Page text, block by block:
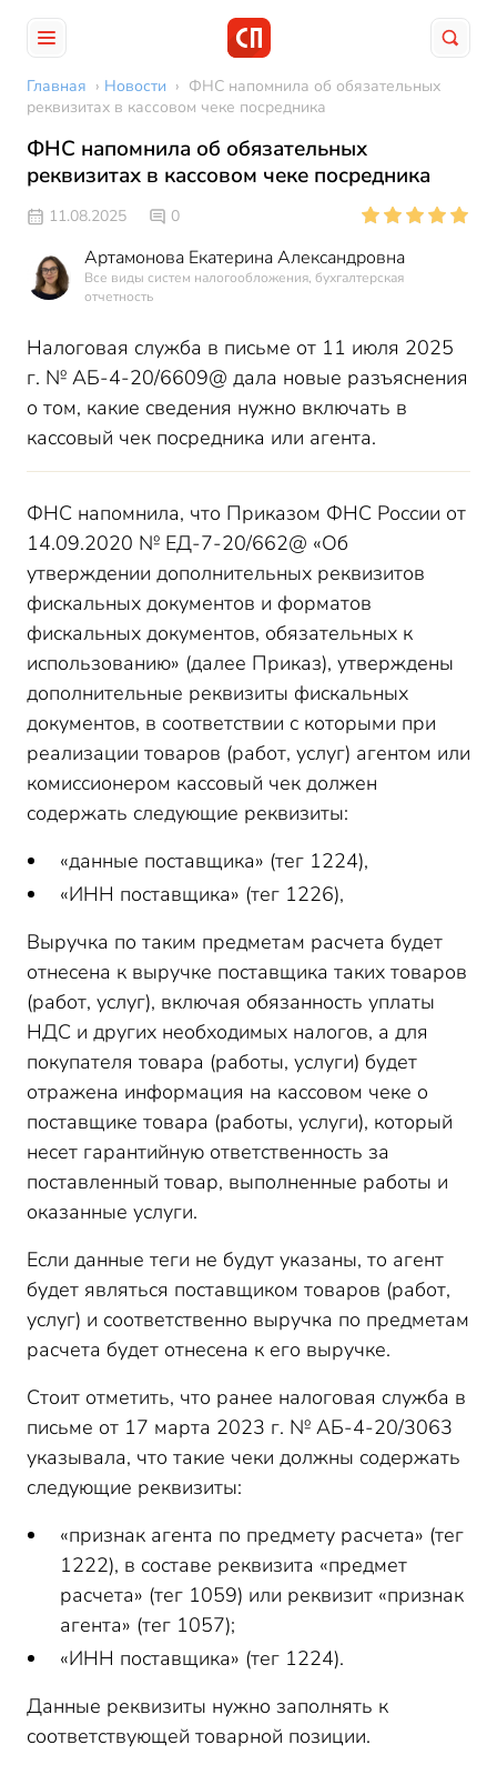
Главная › Новости › ФНС напомнила об обязательных
реквизитах в кассовом чеке посредника
ФНС напомнила об обязательных
реквизитах в кассовом чеке посредника
11.08.2025 0
Артамонова Екатерина Александровна
Все виды систем налогообложения, бухгалтерская
отчетность
Налоговая служба в письме от 11 июля 2025
г. № АБ-4-20/6609@ дала новые разъяснения
о том, какие сведения нужно включать в
кассовый чек посредника или агента.
ФНС напомнила, что Приказом ФНС России от
14.09.2020 № ЕД-7-20/662@ «Об
утверждении дополнительных реквизитов
фискальных документов и форматов
фискальных документов, обязательных к
использованию» (далее Приказ), утверждены
дополнительные реквизиты фискальных
документов, в соответствии с которыми при
реализации товаров (работ, услуг) агентом или
комиссионером кассовый чек должен
содержать следующие реквизиты:
«данные поставщика» (тег 1224),
«ИНН поставщика» (тег 1226),
Выручка по таким предметам расчета будет
отнесена к выручке поставщика таких товаров
(работ, услуг), включая обязанность уплаты
НДС и других необходимых налогов, а для
покупателя товара (работы, услуги) будет
отражена информация на кассовом чеке о
поставщике товара (работы, услуги), который
несет гарантийную ответственность за
поставленный товар, выполненные работы и
оказанные услуги.
Если данные теги не будут указаны, то агент
будет являться поставщиком товаров (работ,
услуг) и соответственно выручка по предметам
расчета будет отнесена к его выручке.
Стоит отметить, что ранее налоговая служба в
письме от 17 марта 2023 г. № АБ-4-20/3063
указывала, что такие чеки должны содержать
следующие реквизиты:
«признак агента по предмету расчета» (тег
1222), в составе реквизита «предмет
расчета» (тег 1059) или реквизит «признак
агента» (тег 1057);
«ИНН поставщика» (тег 1224).
Данные реквизиты нужно заполнять к
соответствующей товарной позиции.